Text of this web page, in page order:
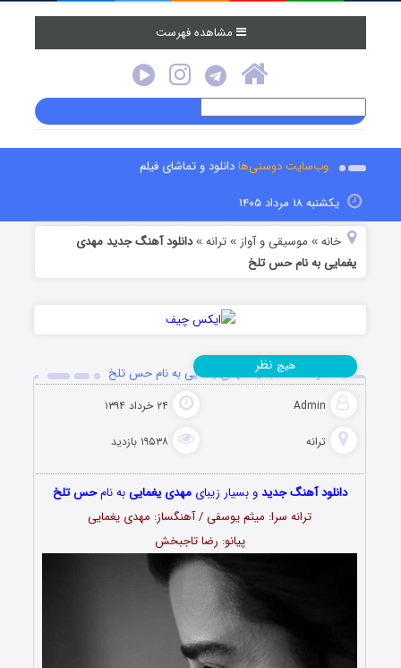
مشاهده فهرست
وب‌سایت دوستی‌هادانلود و تماشای فیلم
یکشنبه ۱۸ مرداد ۱۴۰۵
خانه » موسیقی و آواز »ترانه »دانلود آهنگ جدید مهدی
یغمایی به نام حس تلخ
دانلود آهنگ جدید مهدی یغمایی به نام حس تلخ
Admin ۲۴ خرداد ۱۳۹۴
ترانه ۱۹۵۳۸ بازدید
هیچ نظر
دانلود آهنگ جدیدو بسیار زیبایمهدی یغماییبه نامحس تلخ
ترانه سرا: میثم یوسفی / آهنگساز: مهدی یغمایی
پیانو: رضا تاجبخش